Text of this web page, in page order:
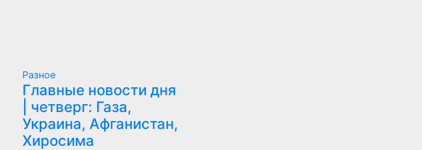
Разное
Главные новости дня
| четверг: Газа,
Украина, Афганистан,
Хиросима